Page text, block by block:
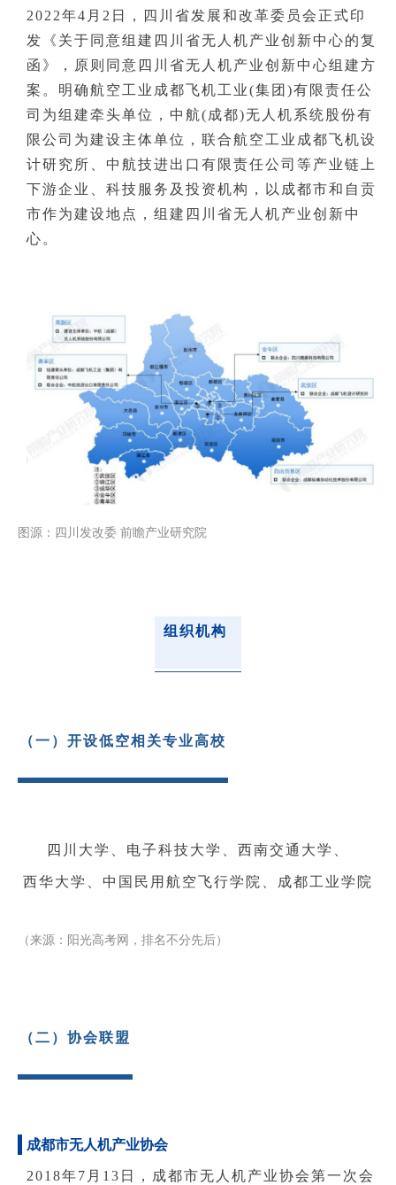
2022年4月2日，四川省发展和改革委员会正式印
发《关于同意组建四川省无人机产业创新中心的复
函》，原则同意四川省无人机产业创新中心组建方
案。明确航空工业成都飞机工业(集团)有限责任公
司为组建牵头单位，中航(成都)无人机系统股份有
限公司为建设主体单位，联合航空工业成都飞机设
计研究所、中航技进出口有限责任公司等产业链上
下游企业、科技服务及投资机构，以成都市和自贡
市作为建设地点，组建四川省无人机产业创新中
心。
图源：四川发改委 前瞻产业研究院
组织机构
（一）开设低空相关专业高校
四川大学、 电子科技大学 、西南交通大学、
西华大学、 中国民用航空飞行学院、 成都工业学院
（来源：阳光高考网，排名不分先后）
（二）协会联盟
成都市无人机产业协会
2018年7月13日，成都市无人机产业协会第一次会